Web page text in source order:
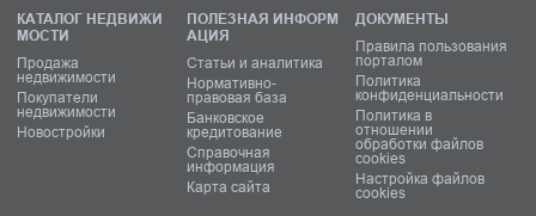
КАТАЛОГ НЕДВИЖИ
МОСТИ
Продажа
недвижимости
Покупатели
недвижимости
Новостройки
ПОЛЕЗНАЯ ИНФОРМ
АЦИЯ
Статьи и аналитика
Нормативно-
правовая база
Банковское
кредитование
Справочная
информация
Карта сайта
ДОКУМЕНТЫ
Правила пользования
порталом
Политика
конфиденциальности
Политика в
отношении
обработки файлов
cookies
Настройка файлов
cookies